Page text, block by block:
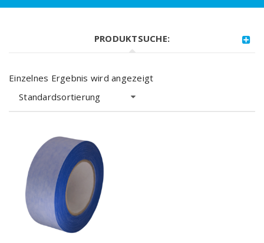
PRODUKTSUCHE:
Einzelnes Ergebnis wird angezeigt
Standardsortierung